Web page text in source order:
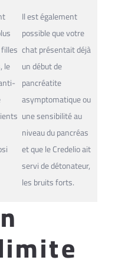
le
Il est également
possible que votre
chat présentait déjà
un début de
pancréatite
asymptomatique ou
une sensibilité au
niveau du pancréas
et que le Credelio ait
servi de détonateur,
les bruits forts.